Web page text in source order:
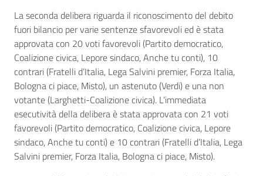
La seconda delibera riguarda il riconoscimento del debito
fuori bilancio per varie sentenze sfavorevoli ed è stata
approvata con 20 voti favorevoli (Partito democratico,
Coalizione civica, Lepore sindaco, Anche tu conti), 10
contrari (Fratelli d’Italia, Lega Salvini premier, Forza Italia,
Bologna ci piace, Misto), un astenuto (Verdi) e una non
votante (Larghetti-Coalizione civica). L’immediata
esecutività della delibera è stata approvata con 21 voti
favorevoli (Partito democratico, Coalizione civica, Lepore
sindaco, Anche tu conti) e 10 contrari (Fratelli d’Italia, Lega
Salvini premier, Forza Italia, Bologna ci piace, Misto).